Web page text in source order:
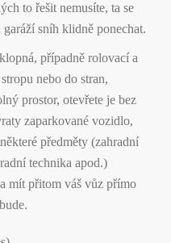
to řešit nemusíte, ta se
sníh klidně ponechat.
případně rolovací a
nebo do stran,
prostor, otevřete je bez
zaparkované vozidlo,
předměty (zahradní
technika apod.)
mít přitom váš vůz přímo